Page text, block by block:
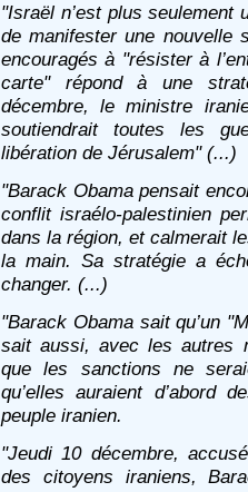
"Israël n’est plus seulement
de manifester une nouvelle
encouragés à "résister à
carte" répond à une
décembre, le ministre
soutiendrait toutes les
libération de Jérusalem" (...)
"Barack Obama pensait
conflit israélo-palestinien
dans la région, et calmerait
la main. Sa stratégie a
changer. (...)
"Barack Obama sait qu’un
sait aussi, avec les autres
que les sanctions ne
qu’elles auraient d’abord
peuple iranien.
"Jeudi 10 décembre,
des citoyens iraniens,